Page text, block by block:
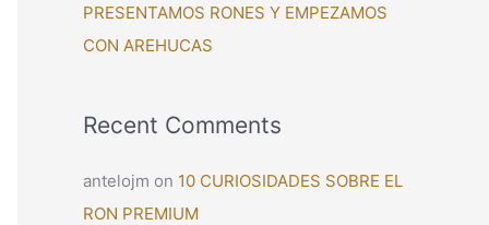
PRESENTAMOS RONES Y EMPEZAMOS
CON AREHUCAS
Recent Comments
antelojm on 10 CURIOSIDADES SOBRE EL
RON PREMIUM